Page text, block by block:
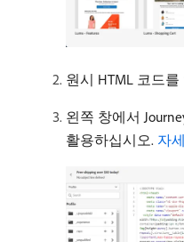
원시 HTML 코드
왼쪽 창에서
활용하십시오. 자